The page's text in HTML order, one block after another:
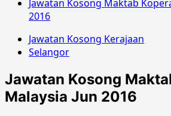
Jawatan Kosong Maktab
2016
Jawatan Kosong Kerajaan
Selangor
Jawatan Kosong
Malaysia Jun 2016